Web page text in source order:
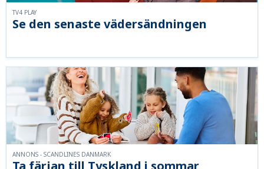
Se den senaste vädersändningen
TV4 PLAY
ANNONS - SCANDLINES DANMARK